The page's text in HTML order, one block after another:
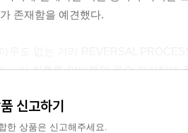
존재함을 예견했다.
」이 최후를 맞이했던 큐슈 전파탑에
리가 무너지는 날 MARTIAL LAW
신고하기
한 상품은 신고해주세요.